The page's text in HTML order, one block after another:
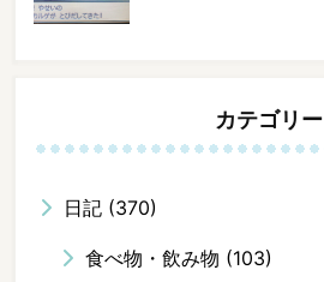
カテゴリー
日記 (370)
食べ物・飲み物 (103)